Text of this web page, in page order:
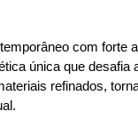
com forte
única que desafia
refinados,